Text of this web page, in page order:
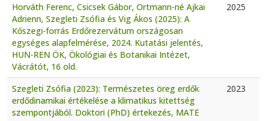
Horváth Ferenc, Csicsek Gábor, Ortmann-né Ajkai
Adrienn, Szegleti Zsófia és Vig Ákos (2025): A
Kőszegi-forrás Erdőrezervátum országosan
egységes alapfelmérése, 2024. Kutatási jelentés,
HUN-REN ÖK, Ökológiai és Botanikai Intézet,
Vácrátót, 16 old.
2025
Szegleti Zsófia (2023): Természetes öreg erdők
erdődinamikai értékelése a klimatikus kitettség
szempontjából. Doktori (PhD) értekezés, MATE
2023